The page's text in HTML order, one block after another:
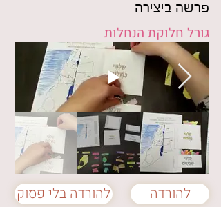
פרשה ביצירה
גורל חלוקת הנחלות
להורדה בלי פסוק להורדה